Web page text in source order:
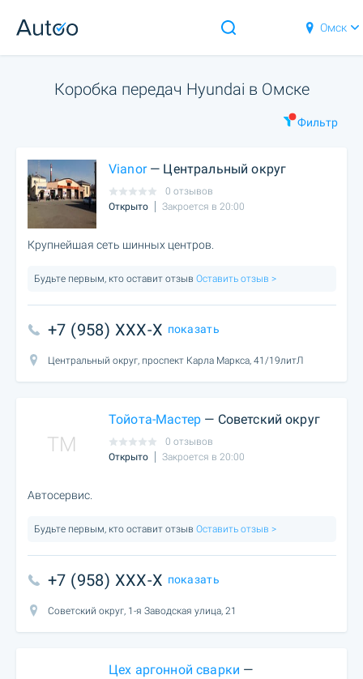
Омск
Коробка передач Hyundai в Омске
Фильтр
Vianor— Центральный округ
0 отзывов
Открыто
Закроется в 20:00
Крупнейшая сеть шинных центров.
Будьте первым, кто оставит отзыв Оставить отзыв >
+7 (958) XXX-X показать
Центральный округ, проспект Карла Маркса, 41/19литЛ
TM
Тойота-Мастер — Советский округ
0 отзывов
Открыто
Закроется в 20:00
Автосервис.
Будьте первым, кто оставит отзыв Оставить отзыв >
+7 (958) XXX-X показать
Советский округ, 1-я Заводская улица, 21
Цех аргонной сварки —